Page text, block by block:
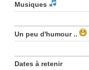
Musiques
Un peu d'humour ..
Dates à retenir